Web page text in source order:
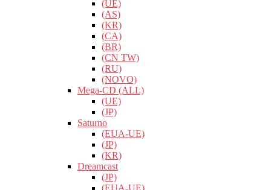
(UE)
(AS)
(KR)
(CA)
(BR)
(CN TW)
(RU)
(NOVO)
Mega-CD (ALL)
(UE)
(JP)
Saturno
(EUA-UE)
(JP)
(KR)
Dreamcast
(JP)